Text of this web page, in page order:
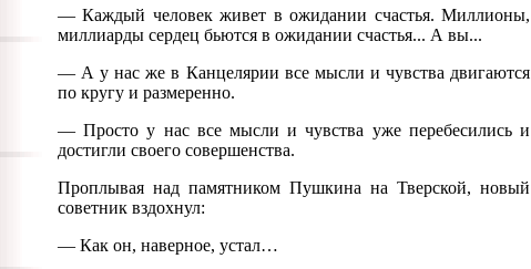
— Каждый человек живет в ожидании счастья. Миллионы,
миллиарды сердец бьются в ожидании счастья... А вы...
— А у нас же в Канцелярии все мысли и чувства двигаются
по кругу и размеренно.
— Просто у нас все мысли и чувства уже перебесились и
достигли своего совершенства.
Проплывая над памятником Пушкина на Тверской, новый
советник вздохнул:
— Как он, наверное, устал…